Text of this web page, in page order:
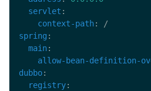
servlet
context-path
spring
main
allow-bean-definition-
dubbo
registry